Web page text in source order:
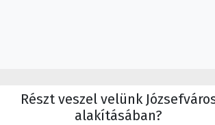
Részt veszel velünk
alakításában?